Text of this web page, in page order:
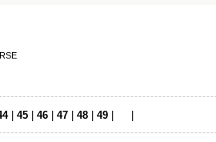
| 45 46 47 48 49